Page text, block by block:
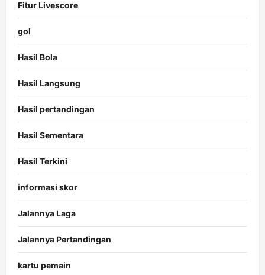
Fitur Livescore
gol
Hasil Bola
Hasil Langsung
Hasil pertandingan
Hasil Sementara
Hasil Terkini
informasi skor
Jalannya Laga
Jalannya Pertandingan
kartu pemain